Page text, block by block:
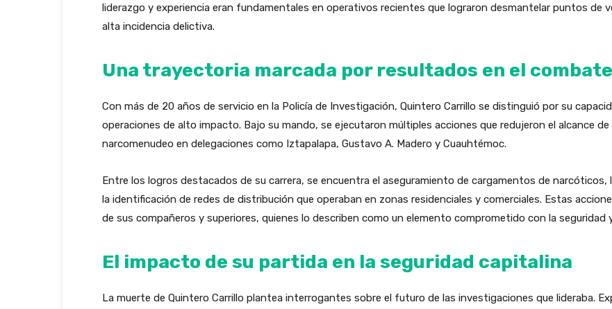
liderazgo y experiencia eran fundamentales en operativos recientes que lograron desmantelar puntos de
alta incidencia delictiva.
Una trayectoria marcada por resultados en el
Con más de 20 años de servicio en la Policía de Investigación, Quintero Carrillo se distinguió por su
operaciones de alto impacto. Bajo su mando, se ejecutaron múltiples acciones que redujeron el alcance
narcomenudeo en delegaciones como Iztapalapa, Gustavo A. Madero y Cuauhtémoc.
Entre los logros destacados de su carrera, se encuentra el aseguramiento de cargamentos de narcóticos,
la identificación de redes de distribución que operaban en zonas residenciales y comerciales. Estas
de sus compañeros y superiores, quienes lo describen como un elemento comprometido con la seguridad
El impacto de su partida en la seguridad capitalina
La muerte de Quintero Carrillo plantea interrogantes sobre el futuro de las investigaciones que lideraba.